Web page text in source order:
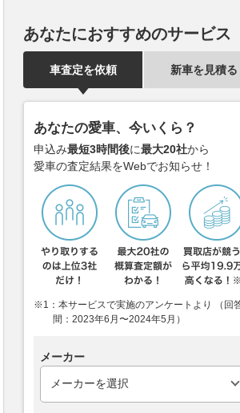
2026.08.09 AUTOSPORT web
位は”少しどこ
以上の結果「
いだろう」｜
あなたにおすすめのサービス
車査定を依頼 新車を見積る
あなたの愛車、今いくら？
申込み最短3時間後に最大20社から
愛車の査定結果をWebでお知らせ！
※1：本サービスで実施のアンケートより （回
間：2023年6月〜2024年5月）
メーカー